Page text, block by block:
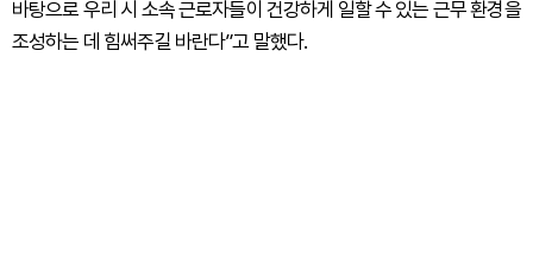
바탕으로 우리 시 소속 근로자들이 건강하게 일할 수 있는 근무 환경을
조성하는 데 힘써주길 바란다”고 말했다.